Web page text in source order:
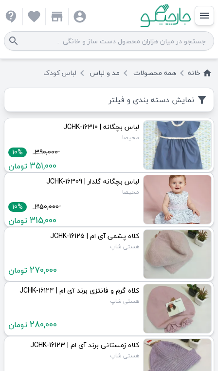
menu
search
account_circle
store
favorite
contact_support
home خانه keyboard_arrow_left همه محصولات keyboard_arrow_left مد و لباس keyboard_arrow_left لباس کودک
filter_alt نمایش دسته بندی و فیلتر
لباس بچگانه | JCHK-16310
محیصا
10% 390,000
351,000 تومان
لباس بچگانه گلدار | JCHK-16309
محیصا
10% 350,000
315,000 تومان
کلاه پشمی آی ام | JCHK-16125
هستی شاپ
270,000تومان
کلاه گرم و فانتزی برند آی ام | JCHK-16124
هستی شاپ
280,000تومان
کلاه زمستانی برند آی ام | JCHK-16123
هستی شاپ